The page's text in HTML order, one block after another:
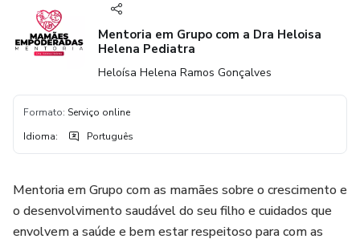
Mentoria em Grupo com a Dra Heloisa
Helena Pediatra
Heloísa Helena Ramos Gonçalves
Formato: Serviço online
Idioma: Português
Mentoria em Grupo com as mamães sobre o crescimento e
o desenvolvimento saudável do seu filho e cuidados que
envolvem a saúde e bem estar respeitoso para com as